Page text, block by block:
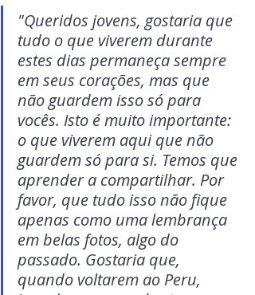
"Queridos jovens, gostaria que
tudo o que viverem durante
estes dias permaneça sempre
em seus corações, mas que
não guardem isso só para
vocês. Isto é muito importante:
o que viverem aqui que não
guardem só para si. Temos que
aprender a compartilhar. Por
favor, que tudo isso não fique
apenas como uma lembrança
em belas fotos, algo do
passado. Gostaria que,
quando voltarem ao Peru,